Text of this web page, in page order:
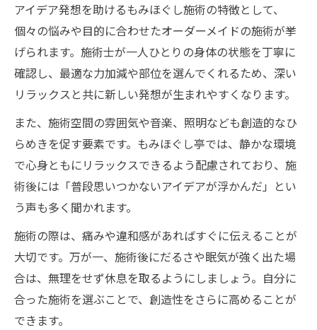
アイデア発想を助けるもみほぐし施術の特徴として、
個々の悩みや目的に合わせたオーダーメイドの施術が挙
げられます。施術士が一人ひとりの身体の状態を丁寧に
確認し、最適な力加減や部位を選んでくれるため、深い
リラックスと共に新しい発想が生まれやすくなります。
また、施術空間の雰囲気や音楽、照明なども創造的なひ
らめきを促す要素です。もみほぐし亭では、静かな環境
で心身ともにリラックスできるよう配慮されており、施
術後には「普段思いつかないアイデアが浮かんだ」とい
う声も多く聞かれます。
施術の際は、痛みや違和感があればすぐに伝えることが
大切です。万が一、施術後にだるさや眠気が強く出た場
合は、無理をせず休息を取るようにしましょう。自分に
合った施術を選ぶことで、創造性をさらに高めることが
できます。